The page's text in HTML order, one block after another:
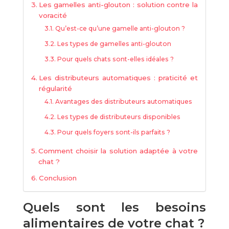
Les gamelles anti-glouton : solution contre la
voracité
Qu’est-ce qu’une gamelle anti-glouton ?
Les types de gamelles anti-glouton
Pour quels chats sont-elles idéales ?
Les distributeurs automatiques : praticité et
régularité
Avantages des distributeurs automatiques
Les types de distributeurs disponibles
Pour quels foyers sont-ils parfaits ?
Comment choisir la solution adaptée à votre
chat ?
Conclusion
Quels sont les besoins
alimentaires de votre chat ?